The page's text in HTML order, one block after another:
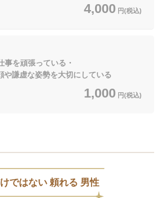
4,000 円(税込)
を頑張っている・
姿勢を大切にしている
1,000 円(税込)
ではない 頼れる 男性